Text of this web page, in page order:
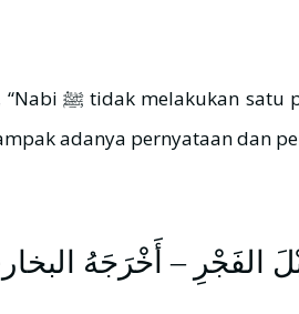
الفَجْرِ – أَخْرَجَهُ